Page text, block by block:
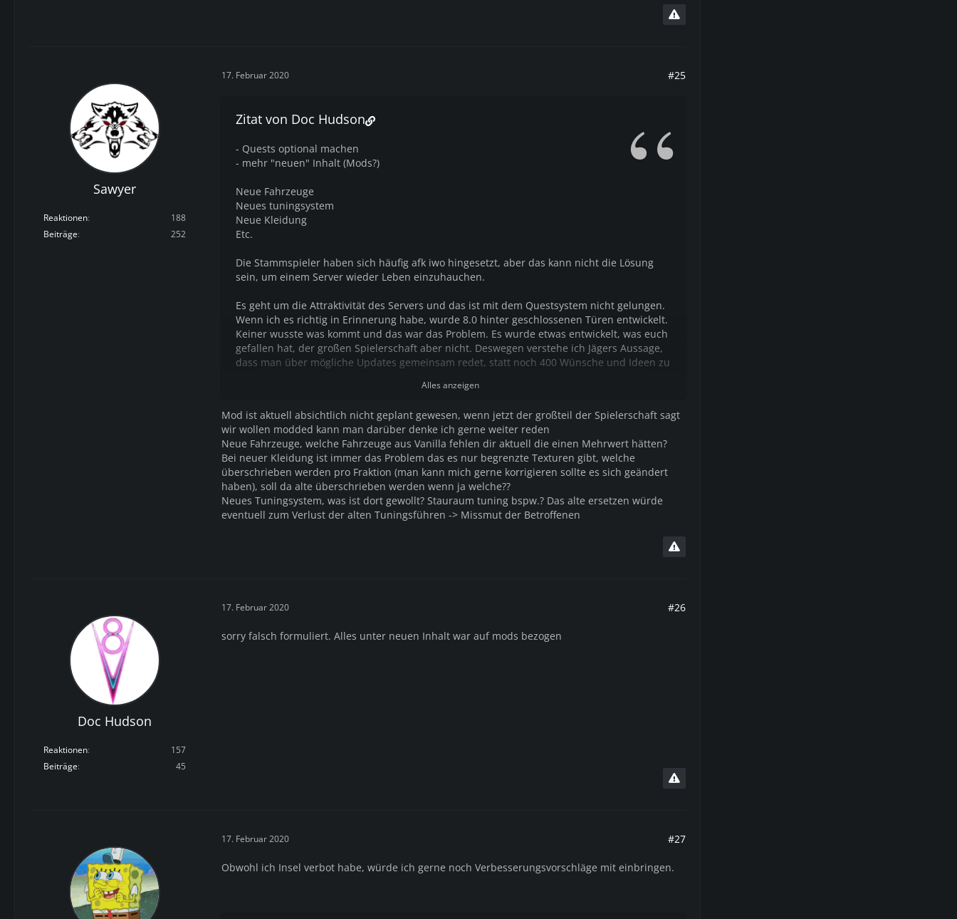
Sawyer
Reaktionen
188
Beiträge
252
17. Februar 2020 #25
Zitat von Doc Hudson
- Quests optional machen
- mehr "neuen" Inhalt (Mods?)
Neue Fahrzeuge
Neues tuningsystem
Neue Kleidung
Etc.
Die Stammspieler haben sich häufig afk iwo hingesetzt, aber das kann nicht die Lösung
sein, um einem Server wieder Leben einzuhauchen.
Es geht um die Attraktivität des Servers und das ist mit dem Questsystem nicht gelungen.
Wenn ich es richtig in Erinnerung habe, wurde 8.0 hinter geschlossenen Türen entwickelt.
Keiner wusste was kommt und das war das Problem. Es wurde etwas entwickelt, was euch
gefallen hat, der großen Spielerschaft aber nicht. Deswegen verstehe ich Jägers Aussage,
dass man über mögliche Updates gemeinsam redet, statt noch 400 Wünsche und Ideen zu
Alles anzeigen
Mod ist aktuell absichtlich nicht geplant gewesen, wenn jetzt der großteil der Spielerschaft sagt
wir wollen modded kann man darüber denke ich gerne weiter reden
Neue Fahrzeuge, welche Fahrzeuge aus Vanilla fehlen dir aktuell die einen Mehrwert hätten?
Bei neuer Kleidung ist immer das Problem das es nur begrenzte Texturen gibt, welche
überschrieben werden pro Fraktion (man kann mich gerne korrigieren sollte es sich geändert
haben), soll da alte überschrieben werden wenn ja welche??
Neues Tuningsystem, was ist dort gewollt? Stauraum tuning bspw.? Das alte ersetzen würde
eventuell zum Verlust der alten Tuningsführen -> Missmut der Betroffenen
Doc Hudson
Reaktionen
157
Beiträge
45
17. Februar 2020 #26
sorry falsch formuliert. Alles unter neuen Inhalt war auf mods bezogen
17. Februar 2020 #27
Obwohl ich Insel verbot habe, würde ich gerne noch Verbesserungsvorschläge mit einbringen.